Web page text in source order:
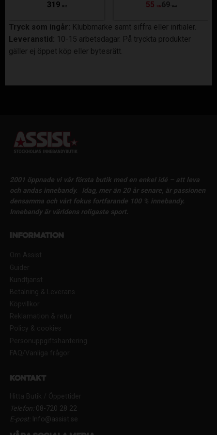
319 KR 55 KR69 KR
Tryck som ingår: Klubbmärke samt siffra eller initialer.
Leveranstid: 10-15 arbetsdagar. På tryckta produkter
gäller ej öppet köp eller bytesrätt.
2001 öppnade vi vår första butik med en enkel idé – att leva
och andas innebandy.
Idag, mer än 20 år senare, är passionen
densamma och vårt fokus fortfarande 100 % innebandy.
Innebandy är världens roligaste sport.
Information
Om Assist
Guider
Kundtjänst
Betalning & Leverans
Köpvillkor
Reklamation & retur
Policy & cookies
Personuppgiftshantering
FAQ/Vanliga frågor
Kontakt
Hitta Butik / Öppettider
Telefon:08-720 28 22
E-post:Info@assist.se